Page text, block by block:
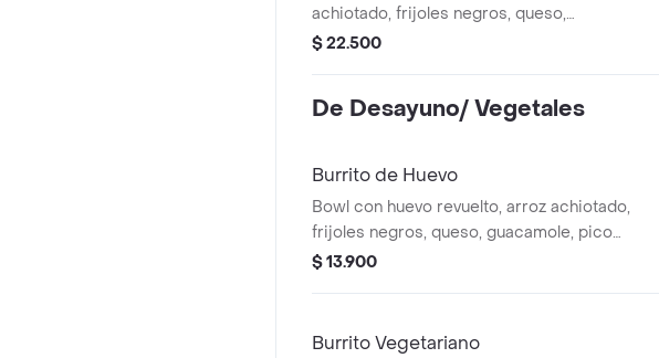
achiotado, frijoles negros, queso,
guacamole, pico de gallo, lechuga y salsa
$ 22.500
De Desayuno/ Vegetales
Burrito de Huevo
Bowl con huevo revuelto, arroz achiotado,
frijoles negros, queso, guacamole, pico
de gallo, lechuga y salsa verde.
$ 13.900
Burrito Vegetariano